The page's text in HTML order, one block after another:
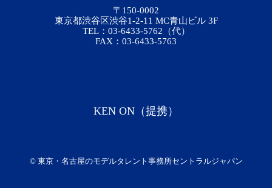
〒150-0002
東京都渋谷区渋谷1-2-11 MC青山ビル 3F
TEL：03-6433-5762（代）
FAX：03-6433-5763
KEN ON（提携）
© 東京・名古屋のモデルタレント事務所セントラルジャパン